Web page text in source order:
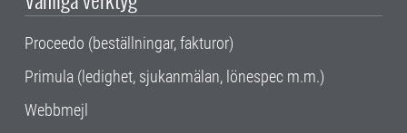
Proceedo (beställningar, fakturor)
Primula (ledighet, sjukanmälan, lönespec m.m.)
Webbmejl